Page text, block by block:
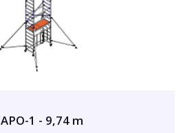
1 - 9,74 m